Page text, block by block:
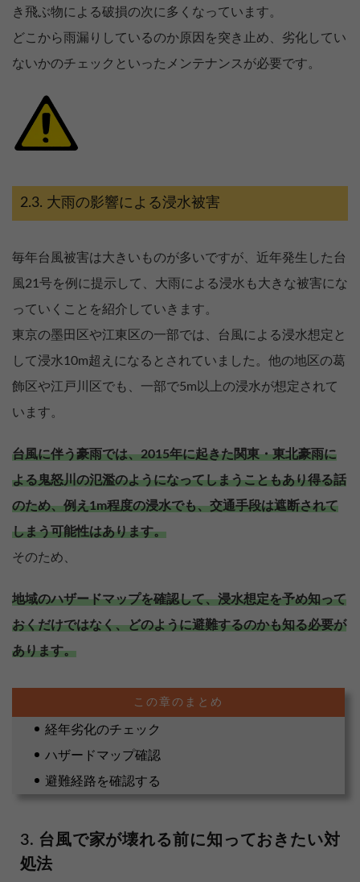
き飛ぶ物による破損の次に多くなっています。
どこから雨漏りしているのか原因を突き止め、劣化してい
ないかのチェックといったメンテナンスが必要です。
大雨の影響による浸水被害
毎年台風被害は大きいものが多いですが、近年発生した台
風21号を例に提示して、大雨による浸水も大きな被害にな
っていくことを紹介していきます。
東京の墨田区や江東区の一部では、台風による浸水想定と
して浸水10m超えになるとされていました。他の地区の葛
飾区や江戸川区でも、一部で5m以上の浸水が想定されて
います。
台風に伴う豪雨では、2015年に起きた関東・東北豪雨に
よる鬼怒川の氾濫のようになってしまうこともあり得る話
のため、例え1m程度の浸水でも、交通手段は遮断されて
しまう可能性はあります。
そのため、
地域のハザードマップを確認して、浸水想定を予め知って
おくだけではなく、どのように避難するのかも知る必要が
あります。
経年劣化のチェック
ハザードマップ確認
避難経路を確認する
台風で家が壊れる前に知っておきたい対
処法